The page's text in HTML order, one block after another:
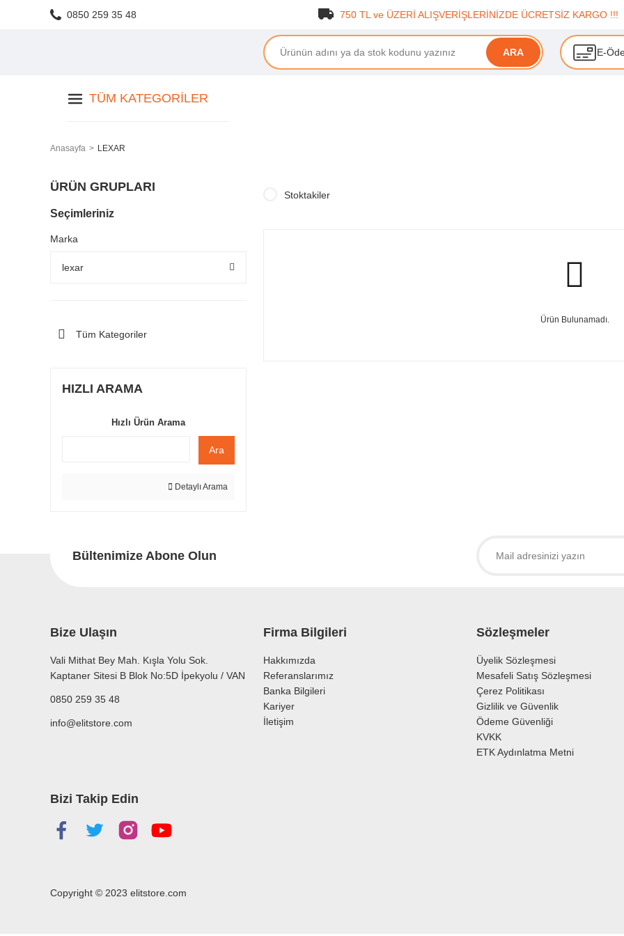
0850 259 35 48 750 TL ve ÜZERİ ALIŞVERİŞLERİNİZDE ÜCRETSİZ KARGO !!!
ARA E-
TÜM KATEGORILER
Anasayfa LEXAR
ÜRÜN GRUPLARI
Seçimleriniz
Marka
lexar
Tüm Kategoriler
HIZLI ARAMA
Hızlı Ürün Arama
Ara
Detaylı Arama
Stoktakiler
Ürün Bulunamadı.
Bültenimize Abone Olun
Bize Ulaşın
Vali Mithat Bey Mah. Kışla Yolu Sok.
Kaptaner Sitesi B Blok No:5D İpekyolu / VAN
0850 259 35 48
info@elitstore.com
Firma Bilgileri
Hakkımızda
Referanslarımız
Banka Bilgileri
Kariyer
İletişim
Sözleşmeler
Üyelik Sözleşmesi
Mesafeli Satış Sözleşmesi
Çerez Politikası
Gizlilik ve Güvenlik
Ödeme Güvenliği
KVKK
ETK Aydınlatma Metni
Bizi Takip Edin
Copyright © 2023 elitstore.com